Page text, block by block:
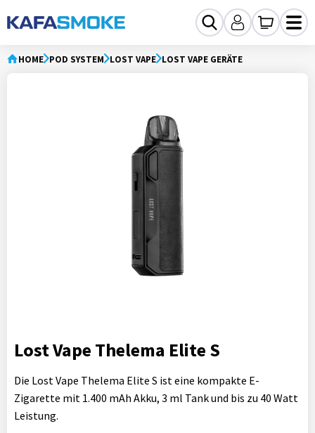
HOME POD SYSTEM LOST VAPE LOST VAPE GERÄTE
Lost Vape Thelema Elite S
Die Lost Vape Thelema Elite S ist eine kompakte E-
Zigarette mit 1.400 mAh Akku, 3 ml Tank und bis zu 40 Watt
Leistung.